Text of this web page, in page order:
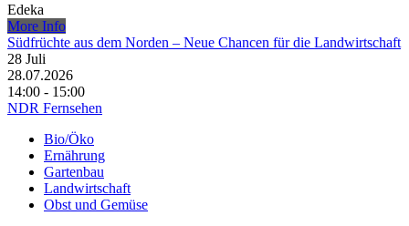
Edeka
More Info
Südfrüchte aus dem Norden – Neue Chancen für die Landwirtschaft
28 Juli
28.07.2026
14:00 - 15:00
NDR Fernsehen
Bio/Öko
Ernährung
Gartenbau
Landwirtschaft
Obst und Gemüse